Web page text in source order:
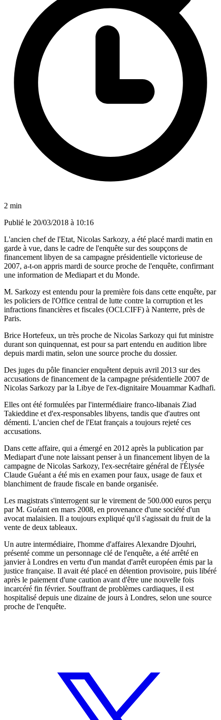
2 min
Publié le 20/03/2018 à 10:16
L'ancien chef de l'Etat, Nicolas Sarkozy, a été placé mardi matin en
garde à vue, dans le cadre de l'enquête sur des soupçons de
financement libyen de sa campagne présidentielle victorieuse de
2007, a-t-on appris mardi de source proche de l'enquête, confirmant
une information de Mediapart et du Monde.
M. Sarkozy est entendu pour la première fois dans cette enquête, par
les policiers de l'Office central de lutte contre la corruption et les
infractions financières et fiscales (OCLCIFF) à Nanterre, près de
Paris.
Brice Hortefeux, un très proche de Nicolas Sarkozy qui fut ministre
durant son quinquennat, est pour sa part entendu en audition libre
depuis mardi matin, selon une source proche du dossier.
Des juges du pôle financier enquêtent depuis avril 2013 sur des
accusations de financement de la campagne présidentielle 2007 de
Nicolas Sarkozy par la Libye de l'ex-dignitaire Mouammar Kadhafi.
Elles ont été formulées par l'intermédiaire franco-libanais Ziad
Takieddine et d'ex-responsables libyens, tandis que d'autres ont
démenti. L'ancien chef de l'Etat français a toujours rejeté ces
accusations.
Dans cette affaire, qui a émergé en 2012 après la publication par
Mediapart d'une note laissant penser à un financement libyen de la
campagne de Nicolas Sarkozy, l'ex-secrétaire général de l'Élysée
Claude Guéant a été mis en examen pour faux, usage de faux et
blanchiment de fraude fiscale en bande organisée.
Les magistrats s'interrogent sur le virement de 500.000 euros perçu
par M. Guéant en mars 2008, en provenance d'une société d'un
avocat malaisien. Il a toujours expliqué qu'il s'agissait du fruit de la
vente de deux tableaux.
Un autre intermédiaire, l'homme d'affaires Alexandre Djouhri,
présenté comme un personnage clé de l'enquête, a été arrêté en
janvier à Londres en vertu d'un mandat d'arrêt européen émis par la
justice française. Il avait été placé en détention provisoire, puis libéré
après le paiement d'une caution avant d'être une nouvelle fois
incarcéré fin février. Souffrant de problèmes cardiaques, il est
hospitalisé depuis une dizaine de jours à Londres, selon une source
proche de l'enquête.